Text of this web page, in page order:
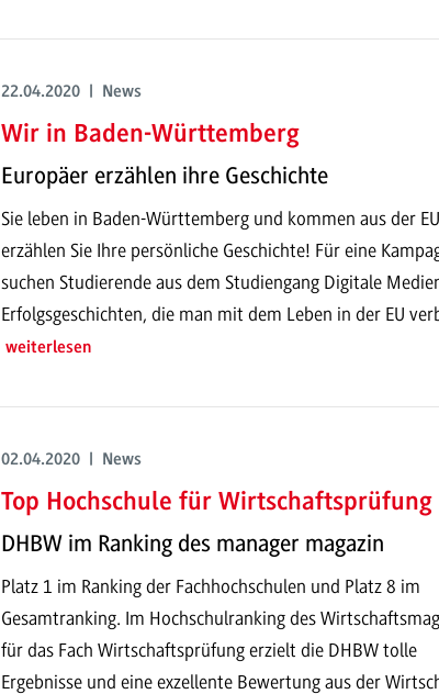
22.04.2020 | News
Wir in Baden-Württemberg
Europäer erzählen ihre Geschichte
Sie leben in Baden-Württemberg und kommen aus der
erzählen Sie Ihre persönliche Geschichte! Für eine
suchen Studierende aus dem Studiengang Digitale
Erfolgsgeschichten, die man mit dem Leben in der EU
weiterlesen
02.04.2020 | News
Top Hochschule für Wirtschaftsprüfung
DHBW im Ranking des manager magazin
Platz 1 im Ranking der Fachhochschulen und Platz 8 im
Gesamtranking. Im Hochschulranking des
für das Fach Wirtschaftsprüfung erzielt die DHBW tolle
Ergebnisse und eine exzellente Bewertung aus der